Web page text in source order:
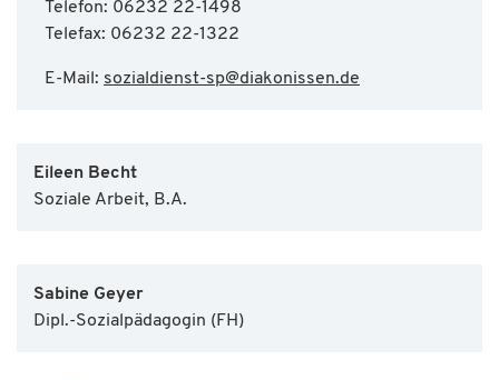
Telefon: 06232 22-1498
Telefax: 06232 22-1322
E-Mail: sozialdienst-sp@diakonissen.de
Eileen Becht
Soziale Arbeit, B.A.
Sabine Geyer
Dipl.-Sozialpädagogin (FH)